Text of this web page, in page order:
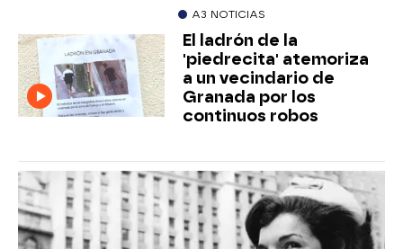
A3 NOTICIAS
El ladrón de la
'piedrecita' atemoriza
a un vecindario de
Granada por los
continuos robos